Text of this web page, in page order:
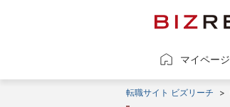
マイページ
転職サイト ビズリーチ >